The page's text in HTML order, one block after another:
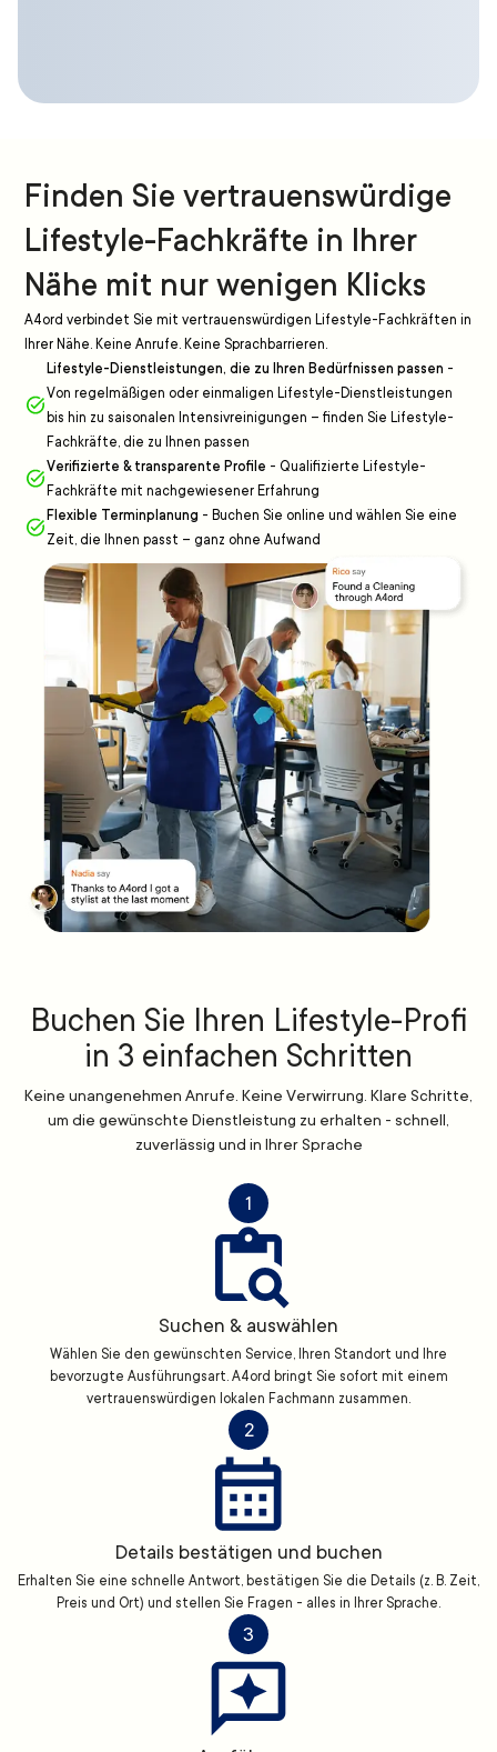
Finden Sie vertrauenswürdige
Lifestyle-Fachkräfte in Ihrer
Nähe mit nur wenigen Klicks
A4ord verbindet Sie mit vertrauenswürdigen Lifestyle-Fachkräften in
Ihrer Nähe. Keine Anrufe. Keine Sprachbarrieren.
Lifestyle-Dienstleistungen, die zu Ihren Bedürfnissen passen -
Von regelmäßigen oder einmaligen Lifestyle-Dienstleistungen
bis hin zu saisonalen Intensivreinigungen – finden Sie Lifestyle-
Fachkräfte, die zu Ihnen passen
Verifizierte & transparente Profile - Qualifizierte Lifestyle-
Fachkräfte mit nachgewiesener Erfahrung
Flexible Terminplanung - Buchen Sie online und wählen Sie eine
Zeit, die Ihnen passt – ganz ohne Aufwand
Buchen Sie Ihren Lifestyle-Profi
in 3 einfachen Schritten
Keine unangenehmen Anrufe. Keine Verwirrung. Klare Schritte,
um die gewünschte Dienstleistung zu erhalten - schnell,
zuverlässig und in Ihrer Sprache
1
Suchen & auswählen
Wählen Sie den gewünschten Service, Ihren Standort und Ihre
bevorzugte Ausführungsart. A4ord bringt Sie sofort mit einem
vertrauenswürdigen lokalen Fachmann zusammen.
2
Details bestätigen und buchen
Erhalten Sie eine schnelle Antwort, bestätigen Sie die Details (z. B. Zeit,
Preis und Ort) und stellen Sie Fragen - alles in Ihrer Sprache.
3